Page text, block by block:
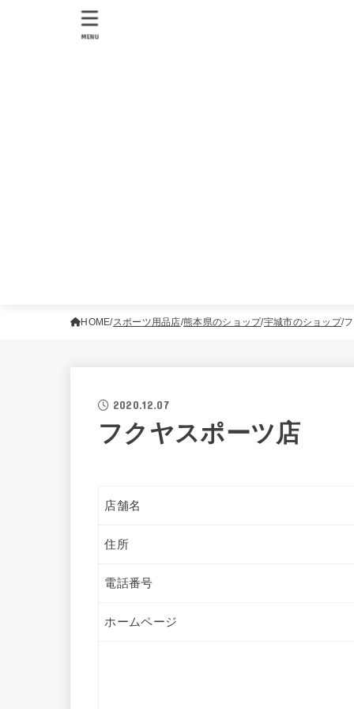
MENU
HOME スポーツ用品店 熊本県のショップ 宇城市のショップ
2020.12.07
フクヤスポーツ店
店舗名
住所
電話番号
ホームページ